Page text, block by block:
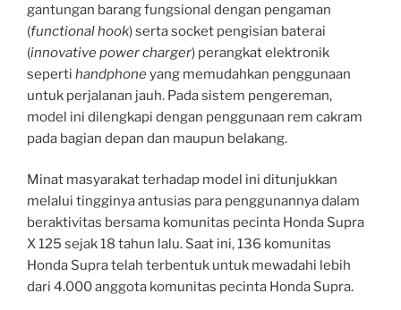
gantungan barang fungsional dengan pengaman
(functionalhook) serta socket pengisian baterai
(innovative powercharger) perangkat elektronik
seperti handphoneyang memudahkan penggunaan
untuk perjalanan jauh. Pada sistem pengereman,
model ini dilengkapi dengan penggunaan rem cakram
pada bagian depan dan maupun belakang.
Minat masyarakat terhadap model ini ditunjukkan
melalui tingginya antusias para penggunannya dalam
beraktivitas bersama komunitas pecinta Honda Supra
X 125 sejak 18 tahun lalu. Saat ini, 136 komunitas
Honda Supra telah terbentuk untuk mewadahi lebih
dari 4.000 anggota komunitas pecinta Honda Supra.